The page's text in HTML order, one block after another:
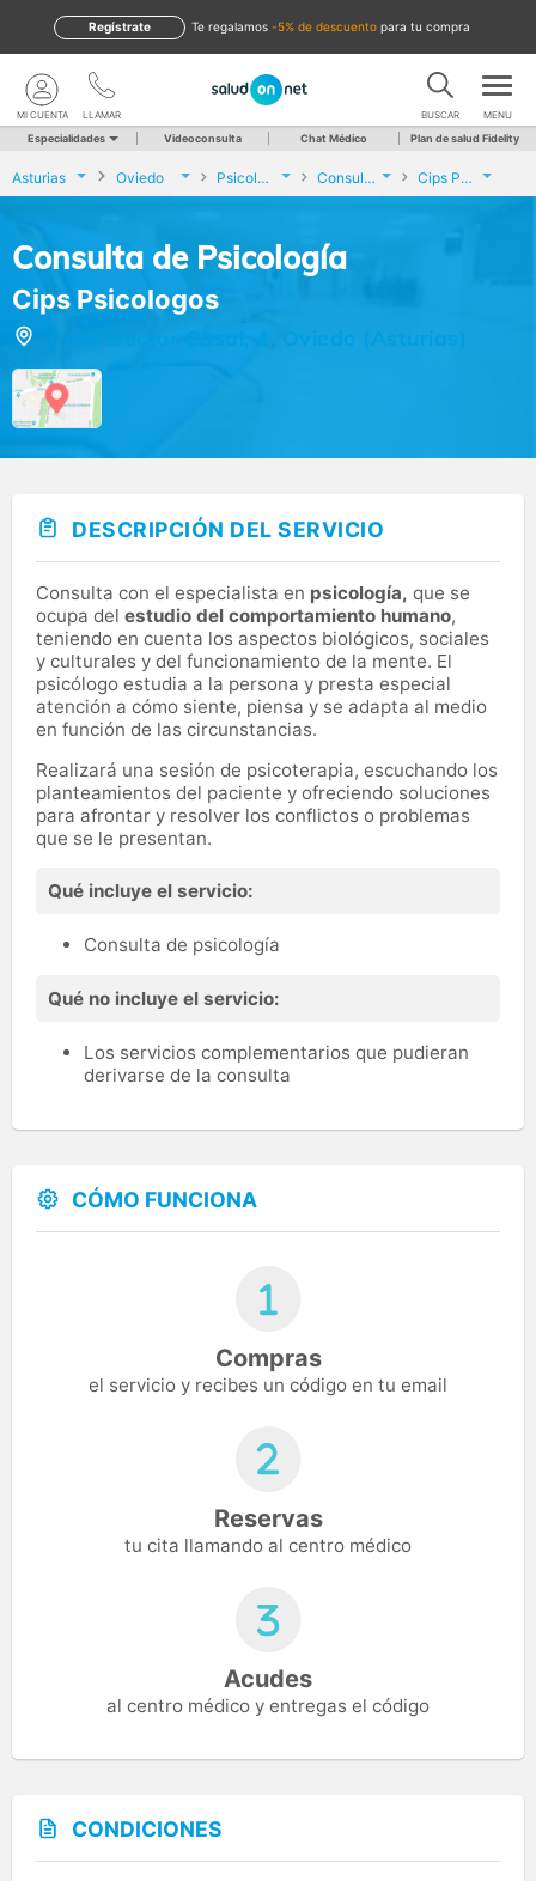
te regalamos -5% de descuento para tu compra
Regístrate
LLAMAR
MI CUENTA BUSCAR MENU
Especialidades Videoconsulta Chat Médico Plan de salud Fidelity
Asturias Oviedo Psicología Consulta de Psicología Cips Psicologos
Consulta de Psicología
Cips Psicologos
Calle Doctor Casal, 4, Oviedo (Asturias)
DESCRIPCIÓN DEL SERVICIO
Consulta con el especialista en psicología, que se
ocupa del estudio del comportamiento humano,
teniendo en cuenta los aspectos biológicos, sociales
y culturales y del funcionamiento de la mente. El
psicólogo estudia a la persona y presta especial
atención a cómo siente, piensa y se adapta al medio
en función de las circunstancias.
Realizará una sesión de psicoterapia, escuchando los
planteamientos del paciente y ofreciendo soluciones
para afrontar y resolver los conflictos o problemas
que se le presentan.
Qué incluye el servicio:
Consulta de psicología
Qué no incluye el servicio:
Los servicios complementarios que pudieran
derivarse de la consulta
CÓMO FUNCIONA
Compras
el servicio y recibes un código en tu email
Reservas
tu cita llamando al centro médico
Acudes
al centro médico y entregas el código
CONDICIONES